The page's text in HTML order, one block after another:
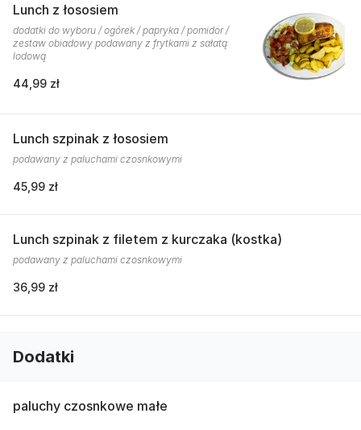
Lunch z łososiem
dodatki do wyboru / ogórek / papryka / pomidor /
zestaw obiadowy podawany z frytkami z sałatą
lodową
44,99 zł
Lunch szpinak z łososiem
podawany z paluchami czosnkowymi
45,99 zł
Lunch szpinak z filetem z kurczaka (kostka)
podawany z paluchami czosnkowymi
36,99 zł
Dodatki
paluchy czosnkowe małe